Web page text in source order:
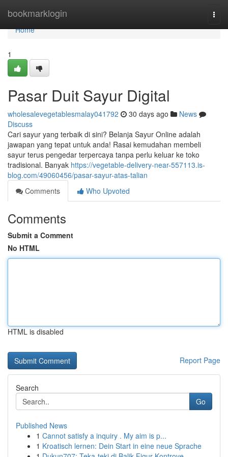
bookmarklogin
Home
Home
1
Pasar Duit Sayur Digital
wholesalevegetablesmalay041792 30 days ago
News
Discuss
Cari sayur yang terbaik di sini? Belanja Sayur Online adalah
jawapan yang tepat untuk anda! Rasai kemudahan membeli
sayur terus pengedar terpercaya tanpa perlu keluar ke toko
tradisional. Banyak https://vegetable-delivery-near-557113.is-
blog.com/49060456/pasar-sayur-atas-talian
Comments
Who Upvoted
Comments
Submit a Comment
No HTML
HTML is disabled
Report Page
Search
Go
Published News
1 Cannot satisfy a inquiry . My aim is p...
1 Kroatisch lernen: Dein Start in eine neue Sprache